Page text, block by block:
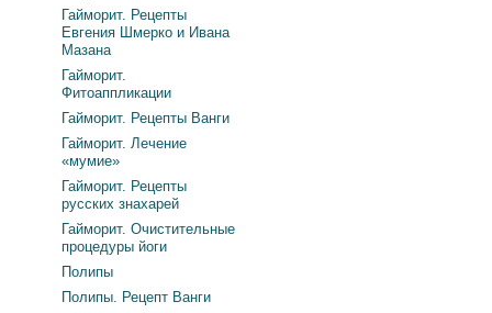
Гайморит. Рецепты
Евгения Шмерко и Ивана
Мазана
Гайморит.
Фитоаппликации
Гайморит. Рецепты Ванги
Гайморит. Лечение
«мумие»
Гайморит. Рецепты
русских знахарей
Гайморит. Очистительные
процедуры йоги
Полипы
Полипы. Рецепт Ванги